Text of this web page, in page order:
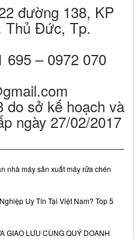
đường 138, KP
Thủ Đức, Tp.
695 – 0972 070
do sở kế hoạch và
ngày 27/02/2017
nhà máy sản xuất máy rửa chén
Uy Tín Tại Việt Nam? Top 5
GIAO LƯU CÙNG QUÝ DOANH